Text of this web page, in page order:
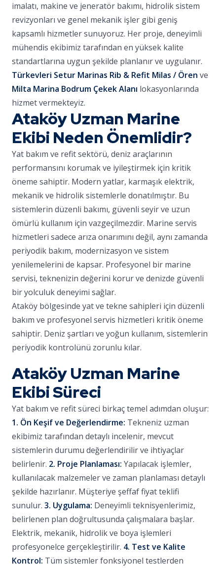
imalatı, makine ve jeneratör bakımı, hidrolik sistem
revizyonları ve genel mekanik işler gibi geniş
kapsamlı hizmetler sunuyoruz. Her proje, deneyimli
mühendis ekibimiz tarafından en yüksek kalite
standartlarına uygun şekilde planlanır ve uygulanır.
Türkevleri Setur Marinas Rib & Refit Milas / Ören ve
Milta Marina Bodrum Çekek Alanı lokasyonlarında
hizmet vermekteyiz.
Ataköy Uzman Marine
Ekibi Neden Önemlidir?
Yat bakım ve refit sektörü, deniz araçlarının
performansını korumak ve iyileştirmek için kritik
öneme sahiptir. Modern yatlar, karmaşık elektrik,
mekanik ve hidrolik sistemlerle donatılmıştır. Bu
sistemlerin düzenli bakımı, güvenli seyir ve uzun
ömürlü kullanım için vazgeçilmezdir. Marine servis
hizmetleri sadece arıza onarımını değil, aynı zamanda
periyodik bakım, modernizasyon ve sistem
yenilemelerini de kapsar. Profesyonel bir marine
servisi, teknenizin değerini korur ve denizde güvenli
bir yolculuk deneyimi sağlar.
Ataköy bölgesinde yat ve tekne sahipleri için düzenli
bakım ve profesyonel servis hizmetleri kritik öneme
sahiptir. Deniz şartları ve yoğun kullanım, sistemlerin
periyodik kontrolünü zorunlu kılar.
Ataköy Uzman Marine
Ekibi Süreci
Yat bakım ve refit süreci birkaç temel adımdan oluşur:
1. Ön Keşif ve Değerlendirme: Tekneniz uzman
ekibimiz tarafından detaylı incelenir, mevcut
sistemlerin durumu değerlendirilir ve ihtiyaçlar
belirlenir. 2. Proje Planlaması: Yapılacak işlemler,
kullanılacak malzemeler ve zaman planlaması detaylı
şekilde hazırlanır. Müşteriye şeffaf fiyat teklifi
sunulur. 3. Uygulama: Deneyimli teknisyenlerimiz,
belirlenen plan doğrultusunda çalışmalara başlar.
Elektrik, mekanik, hidrolik ve boya işlemleri
profesyonelce gerçekleştirilir. 4. Test ve Kalite
Kontrol: Tüm sistemler fonksiyonel testlerden